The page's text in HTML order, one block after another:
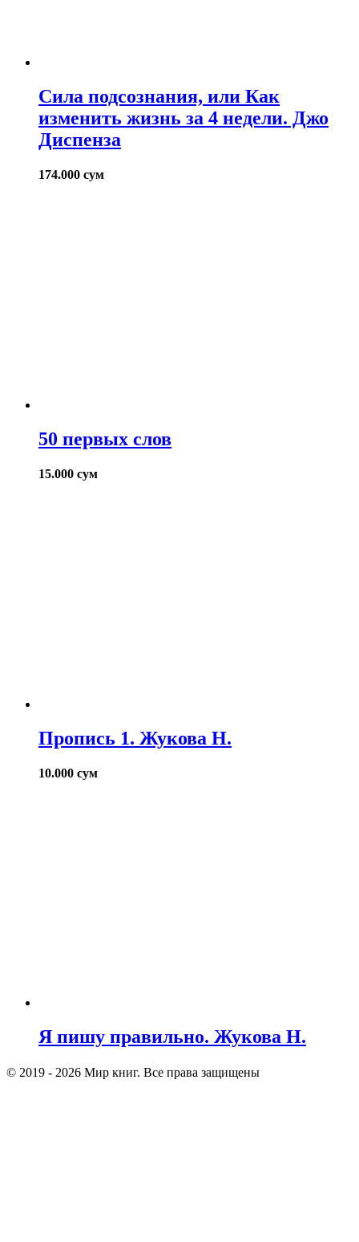
Сила подсознания, или Как
изменить жизнь за 4 недели. Джо
Диспенза
174.000 сум
50 первых слов
15.000 сум
Пропись 1. Жукова Н.
10.000 сум
Я пишу правильно. Жукова Н.
© 2019 - 2026 Мир книг. Все права защищены